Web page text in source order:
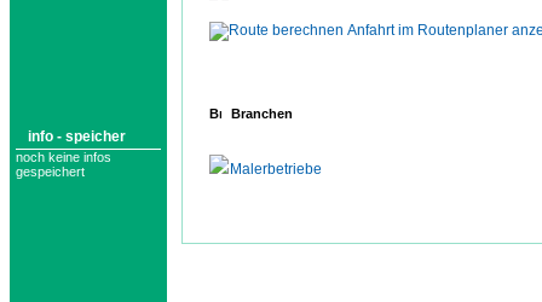
info - speicher
noch keine infos
gespeichert
Anfahrt im Routenplaner
Branchen
Malerbetriebe